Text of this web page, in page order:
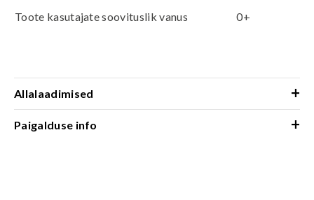
Toote kasutajate soovituslik vanus 0+
Allalaadimised +
Paigalduse info +